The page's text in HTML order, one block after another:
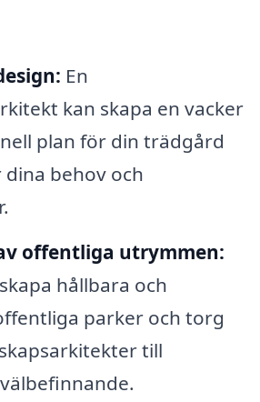
En
kan skapa en vacker
plan för din trädgård
dina behov och
offentliga utrymmen:
hållbara och
parker och torg
till